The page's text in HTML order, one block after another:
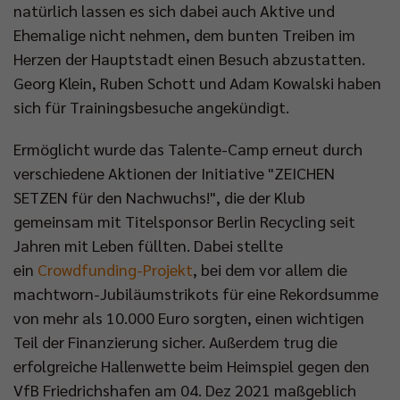
natürlich lassen es sich dabei auch Aktive und
Ehemalige nicht nehmen, dem bunten Treiben im
Herzen der Hauptstadt einen Besuch abzustatten.
Georg Klein, Ruben Schott und Adam Kowalski haben
sich für Trainingsbesuche angekündigt.
Ermöglicht wurde das Talente-Camp erneut durch
verschiedene Aktionen der Initiative "ZEICHEN
SETZEN für den Nachwuchs!", die der Klub
gemeinsam mit Titelsponsor Berlin Recycling seit
Jahren mit Leben füllten. Dabei stellte
ein Crowdfunding-Projekt, bei dem vor allem die
machtworn-Jubiläumstrikots für eine Rekordsumme
von mehr als 10.000 Euro sorgten, einen wichtigen
Teil der Finanzierung sicher. Außerdem trug die
erfolgreiche Hallenwette beim Heimspiel gegen den
VfB Friedrichshafen am 04. Dez 2021 maßgeblich
Impressum Datenschutzerklärung